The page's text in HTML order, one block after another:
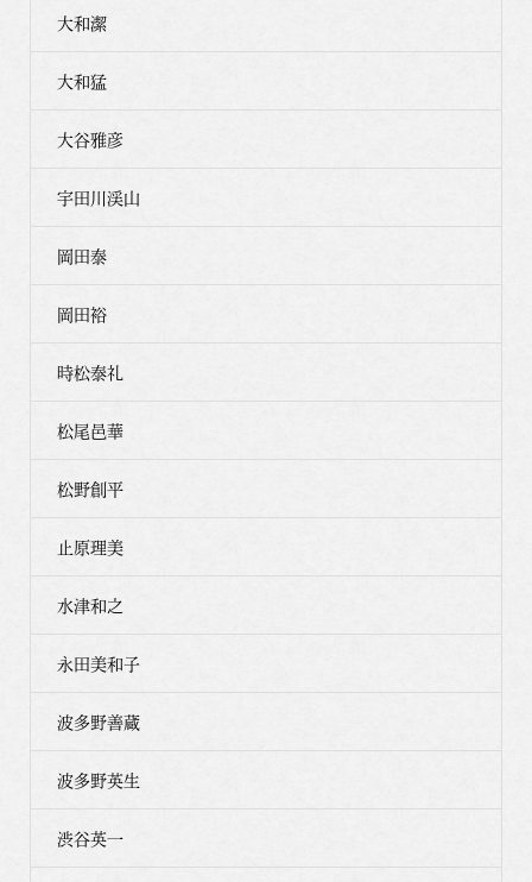
大和潔
大和猛
大谷雅彦
宇田川渓山
岡田泰
岡田裕
時松泰礼
松尾邑華
松野創平
止原理美
水津和之
永田美和子
波多野善蔵
波多野英生
渋谷英一